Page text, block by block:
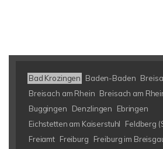
Bad Krozingen Baden-Baden
Breisach am Rhein Breisach am
Buggingen
Denzlingen
Ebringen
Eichstetten am Kaiserstuhl
Feldberg
Freiamt Freiburg
Freiburg im